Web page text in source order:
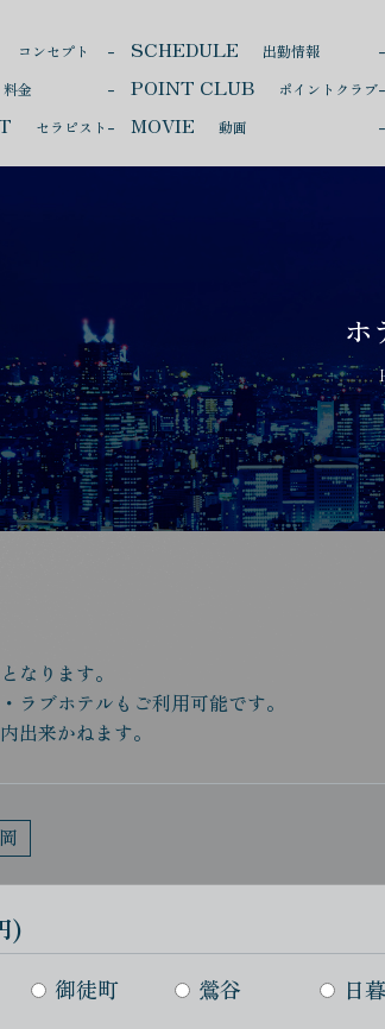
コンセプト
料金
セラピスト
SCHEDULE 出勤情報
POINT CLUB ポイントクラブ
MOVIE 動画
ホ
なります。
ブホテルもご利用可能です。
出来かねます。
)
御徒町 鶯谷 日